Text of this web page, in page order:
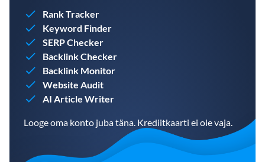
Rank Tracker
Keyword Finder
SERP Checker
Backlink Checker
Backlink Monitor
Website Audit
AI Article Writer
Looge oma konto juba täna. Krediitkaarti ei ole vaja.